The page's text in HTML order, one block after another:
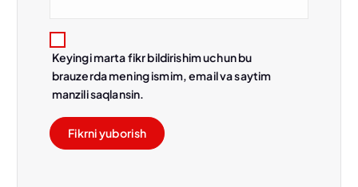
Keyingi marta fikr bildirishim uchun bu
brauzerda mening ismim, email va saytim
manzili saqlansin.